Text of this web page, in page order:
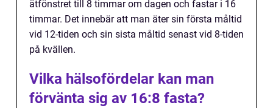
ätfönstret till 8 timmar om dagen och fastar i 16
timmar. Det innebär att man äter sin första måltid
vid 12-tiden och sin sista måltid senast vid 8-tiden
på kvällen.
Vilka hälsofördelar kan man
förvänta sig av 16:8 fasta?